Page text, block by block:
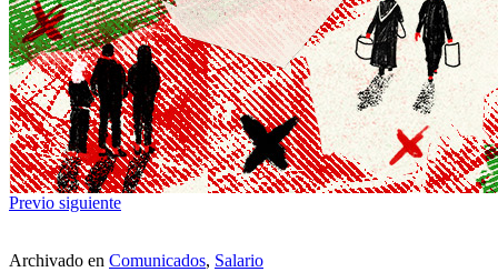
Previo siguiente
Archivado en Comunicados, Salario